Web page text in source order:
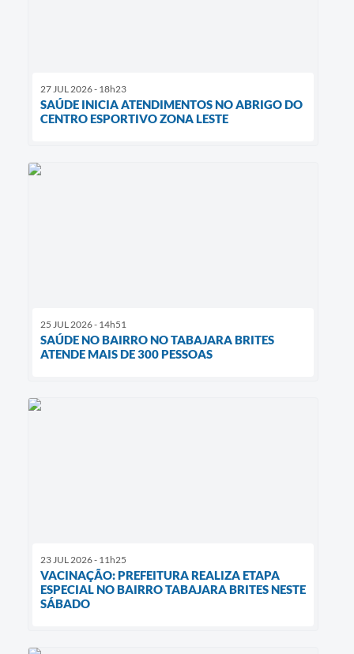
27 JUL 2026 - 18h23
SAÚDE INICIA ATENDIMENTOS NO ABRIGO DO
CENTRO ESPORTIVO ZONA LESTE
25 JUL 2026 - 14h51
SAÚDE NO BAIRRO NO TABAJARA BRITES
ATENDE MAIS DE 300 PESSOAS
23 JUL 2026 - 11h25
VACINAÇÃO: PREFEITURA REALIZA ETAPA
ESPECIAL NO BAIRRO TABAJARA BRITES NESTE
SÁBADO